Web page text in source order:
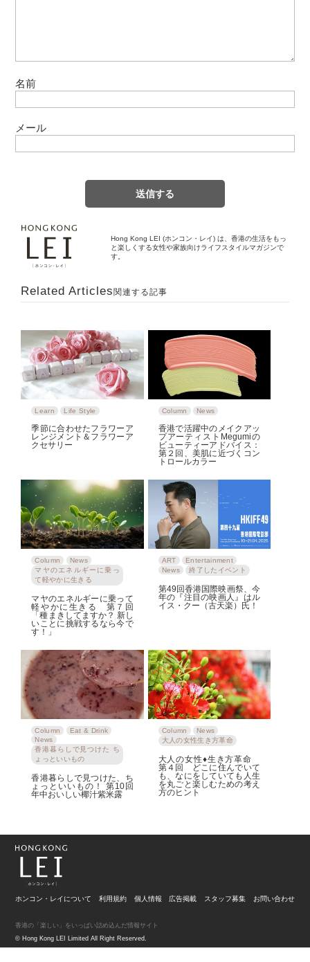
名前
メール
Hong Kong LEI (ホンコン・レイ) は、香港の生活をもっ
と楽しくする女性や家族向けライフスタイルマガジンで
す。
Related Articles 関連する記事
Learn Life Style
季節に合わせたフラワーア
レンジメント＆フラワーア
クセサリー
Column News
香港で活躍中のメイクアッ
プアーティストMegumiの
ビューティーアドバイス：
第２回、美肌に近づくコン
トロールカラー
Column
News
マヤのエネルギーに乗っ
て軽やかに生きる
マヤのエネルギーに乗って
軽やかに生きる 第７回
「種まきしてますか？ 新し
いことに挑戦するなら今で
す！」
ART
Entertainment
News
終了したイベント
第49回香港国際映画祭、今
年の『注目の映画人』はル
イス・クー（古天楽）氏！
Column
Eat & Drink
News
香港暮らしで見つけた ち
ょっといいもの
香港暮らしで見つけた、ち
ょっといいもの！ 第10回
年中おいしい椰汁紫米露
Column
News
大人の女性生き方革命
大人の女性♦生き方革命
第４回 どこに住んでいて
も、なにをしていても人生
を丸ごと楽しむための考え
方のヒント
ホンコン・レイについて 利用規約 個人情報 広告掲載 スタッフ募集 お問い合わせ
© Hong Kong LEI Limited All Right Reserved.
香港の「楽しい」をいっぱい詰め込んだ情報サイト